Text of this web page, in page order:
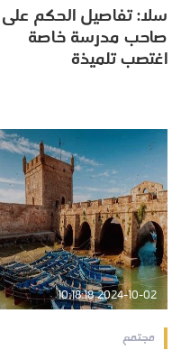
سلا: تفاصيل الحكم على
صاحب مدرسة خاصة
اغتصب تلميذة
2024-10-02 10:18:18
مجتمع